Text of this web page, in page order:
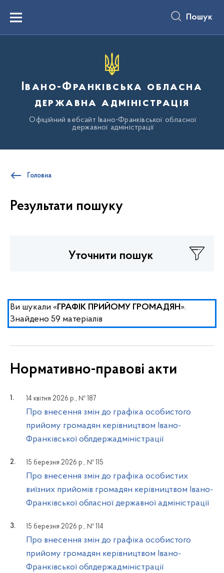
вмістуMenu Пошук
Івано-Франківська обласна
державна адміністрація
Офіційний вебсайт Івано-Франківської обласної
державної адміністрації
Головна
Результати пошуку
Уточнити пошук
Ви шукали «ГРАФІК ПРИЙОМУ ГРОМАДЯН».
Знайдено 59 матеріалів
Нормативно-правові акти
14 квітня 2026 р., № 187
Про внесення змін до графіка особистого
прийому громадян керівництвом Івано-
Франківської облдержадміністрації
15 березня 2026 р., № 115
Про внесення змін до графіка особистих
виїзних прийомів громадян керівництвом Івано-
Франківської обласної державної адміністрації
15 березня 2026 р., № 114
Про внесення змін до графіка особистого
прийому громадян керівництвом Івано-
Франківської облдержадміністрації